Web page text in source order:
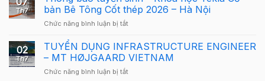
người
Cầu
Lông
Tekla
Nam
2026
Hà
Lông
Tekla
Việt
2026
quay
lại
Th7
bản Bê Tông Cốt thép 2026 – Hà Nội
Chức năng bình luận bị tắtở
báo
tuyển
sinh
–
02
Th7
TUYỂN DỤNG INFRASTRUCTURE ENGINEER
– MT HØJGAARD VIETNAM
Chức năng bình luận bị tắtở